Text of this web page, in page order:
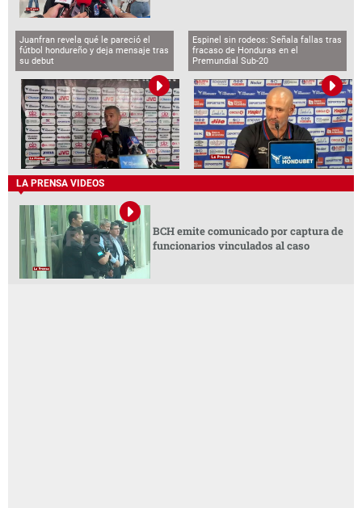
Juanfran revela qué le pareció el
fútbol hondureño y deja mensaje tras
su debut
Espinel sin rodeos: Señala fallas tras
fracaso de Honduras en el
Premundial Sub-20
LA PRENSA VIDEOS
BCH emite comunicado por captura de
funcionarios vinculados al caso